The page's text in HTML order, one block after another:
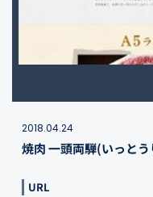
2018.04.24
焼肉 一頭両騨(いっと
URL